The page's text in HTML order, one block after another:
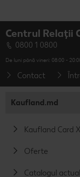
Centrul Relații
0800 1 0800
De luni până vineri: 08:00 -
Contact
Kaufland.md
Kaufland Card
Oferte
Catalogul actual